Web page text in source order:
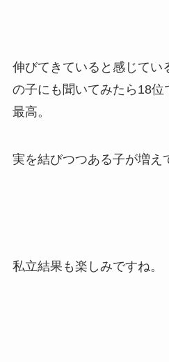
伸びてきていると感じてい
の子にも聞いてみたら18
最高。
実を結びつつある子が増え
私立結果も楽しみですね。